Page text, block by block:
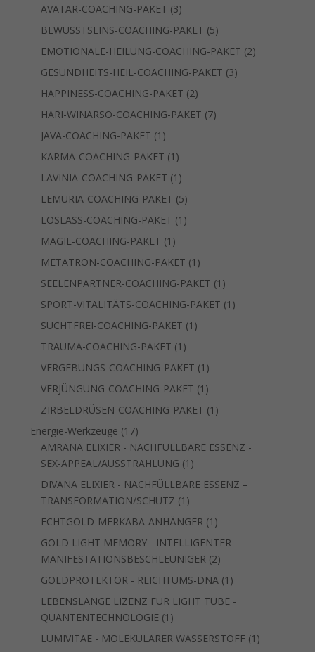
AVATAR-COACHING-PAKET 33
Produkte
BEWUSSTSEINS-COACHING-PAKET 55
Produkte
EMOTIONALE-HEILUNG-COACHING-PAKET 22
GESUNDHEITS-HEIL-COACHING-PAKET 33
HAPPINESS-COACHING-PAKET 22
Produkte
HARI-WINARSO-COACHING-PAKET 77
JAVA-COACHING-PAKET 1 1
Produkt
KARMA-COACHING-PAKET 1 1
Produkt
LAVINIA-COACHING-PAKET 1 1
Produkt
LEMURIA-COACHING-PAKET 55
Produkte
LOSLASS-COACHING-PAKET 1 1
MAGIE-COACHING-PAKET 1 1
Produkt
METATRON-COACHING-PAKET 1 1
Produkt
SEELENPARTNER-COACHING-PAKET 1 1
Produkt
SPORT-VITALITÄTS-COACHING-PAKET 1 1
SUCHTFREI-COACHING-PAKET 1 1
TRAUMA-COACHING-PAKET 1 1
Produkt
VERGEBUNGS-COACHING-PAKET 1 1
Produkt
VERJÜNGUNG-COACHING-PAKET 1 1
Produkt
ZIRBELDRÜSEN-COACHING-PAKET 1 1
Energie-Werkzeuge 1717
Produkte
AMRANA ELIXIER - NACHFÜLLBARE ESSENZ -
SEX-APPEAL/AUSSTRAHLUNG 1 1
Produkt
DIVANA ELIXIER - NACHFÜLLBARE ESSENZ –
TRANSFORMATION/SCHUTZ 1 1
Produkt
ECHTGOLD-MERKABA-ANHÄNGER 1 1
Produkt
GOLD LIGHT MEMORY - INTELLIGENTER
MANIFESTATIONSBESCHLEUNIGER 22
Produkte
GOLDPROTEKTOR - REICHTUMS-DNA 1 1
Produkt
LEBENSLANGE LIZENZ FÜR LIGHT TUBE -
QUANTENTECHNOLOGIE 1 1
Produkt
LUMIVITAE - MOLEKULARER WASSERSTOFF 1 1